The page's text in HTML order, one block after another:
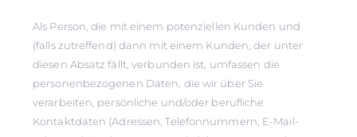
Als Person, die mit einem potenziellen Kunden und
(falls zutreffend) dann mit einem Kunden, der unter
diesen Absatz fällt, verbunden ist, umfassen die
personenbezogenen Daten, die wir über Sie
verarbeiten, persönliche und/oder berufliche
Kontaktdaten (Adressen, Telefonnummern, E-Mail-